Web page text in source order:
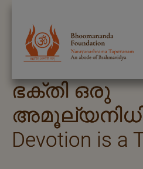
ഭക്തി ഒരു
Devotion is a